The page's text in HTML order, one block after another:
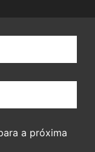
a próxima